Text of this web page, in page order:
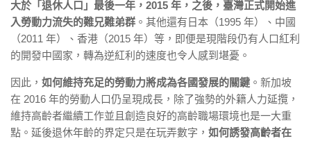
大於「退休人口」最後一年，2015 年，之後，臺灣正式開始進
入勞動力流失的難兄難弟群 。其他還有日本（1995 年）、中國
（2011 年）、香港（2015 年）等，即便是現階段仍有人口紅利
的開發中國家，轉為逆紅利的速度也令人感到堪憂。
因此， 如何維持充足的勞動力將成為各國發展的關鍵 。新加坡
在 2016 年的勞動人口仍呈現成長，除了強勢的外籍人力延攬，
維持高齡者繼續工作並且創造良好的高齡職場環境也是一大重
點。延後退休年齡的界定只是在玩弄數字， 如何誘發高齡者在